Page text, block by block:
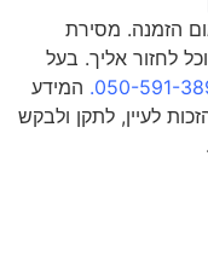
הזמנה. מסירת
לחזור אליך. בעל
050-591-
. המידע
לך הזכות לעיין, לתקן ולבקש
.